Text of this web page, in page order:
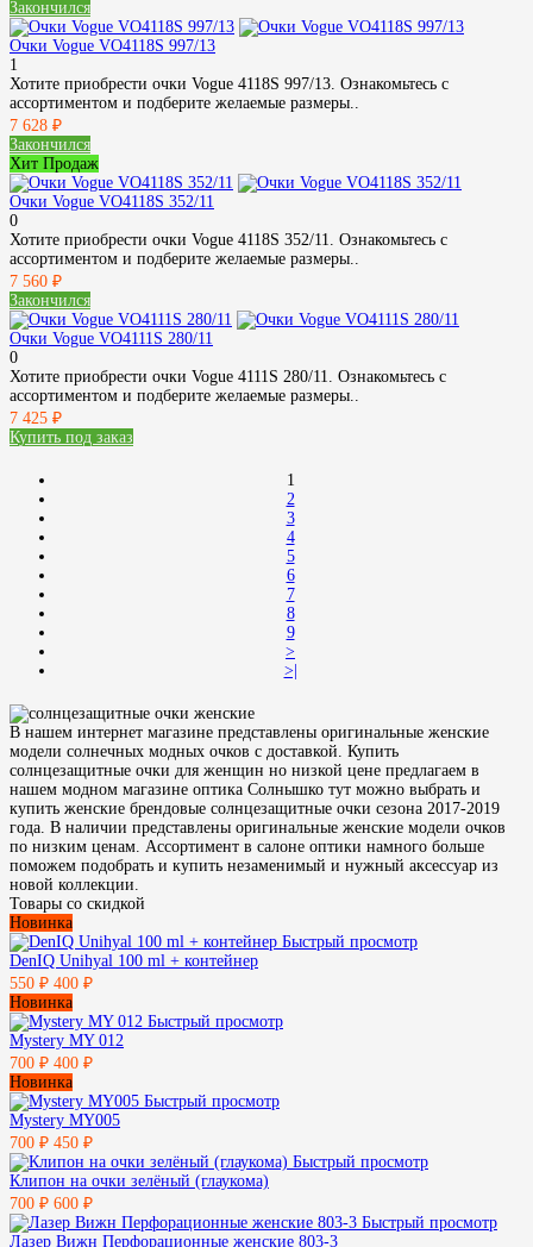
Закончился
Очки Vogue VO4118S 997/13
1
Хотите приобрести очки Vogue 4118S 997/13. Ознакомьтесь с
ассортиментом и подберите желаемые размеры..
7 628 ₽
Закончился
Хит Продаж
Очки Vogue VO4118S 352/11
0
Хотите приобрести очки Vogue 4118S 352/11. Ознакомьтесь с
ассортиментом и подберите желаемые размеры..
7 560 ₽
Закончился
Очки Vogue VO4111S 280/11
0
Хотите приобрести очки Vogue 4111S 280/11. Ознакомьтесь с
ассортиментом и подберите желаемые размеры..
7 425 ₽
Купить под заказ
1
2
3
4
5
6
7
8
9
>
>|
В нашем интернет магазине представлены оригинальные женские
модели солнечных модных очков с доставкой. Купить
солнцезащитные очки для женщин но низкой цене предлагаем в
нашем модном магазине оптика Солнышко тут можно выбрать и
купить женские брендовые солнцезащитные очки сезона 2017-2019
года. В наличии представлены оригинальные женские модели очков
по низким ценам. Ассортимент в салоне оптики намного больше
поможем подобрать и купить незаменимый и нужный аксессуар из
новой коллекции.
Товары со скидкой
Новинка
Быстрый просмотр
DenIQ Unihyal 100 ml + контейнер
550 ₽ 400 ₽
Новинка
Быстрый просмотр
Mystery MY 012
700 ₽ 400 ₽
Новинка
Быстрый просмотр
Mystery MY005
700 ₽ 450 ₽
Быстрый просмотр
Клипон на очки зелёный (глаукома)
700 ₽ 600 ₽
Быстрый просмотр
Лазер Вижн Перфорационные женские 803-3